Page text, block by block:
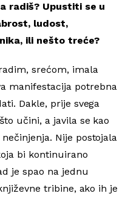
radiš? Upustiti se u
ludost,
ili nešto treće?
srećom, imala
manifestacija potrebna
Dakle, prije svega
učini, a javila se kao
Nije postojala
bi kontinuirano
je spao na jednu
tribine, ako ih je